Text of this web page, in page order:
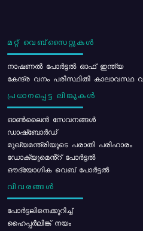
മറ്റ് വെബ്സൈറ്റുകൾ
നാഷണൽ പോർട്ടൽ ഓഫ് ഇന്ത്യ
കേന്ദ്ര വനം പരിസ്ഥിതി കാലാവസ്ഥ
പ്രധാനപ്പെട്ട ലിങ്കുകൾ
ഓൺലൈൻ സേവനങ്ങൾ
ഡാഷ്ബോർഡ്
മുഖ്യമന്ത്രിയുടെ പരാതി പരിഹാരം
ഡോക്യുമെൻ്റ് പോർട്ടൽ
ഔദ്യോഗിക വെബ് പോർട്ടൽ
വിവരങ്ങൾ
പോര്‍ട്ടലിനെക്കുറിച്ച്
ഹൈപ്പർലിങ്ക് നയം